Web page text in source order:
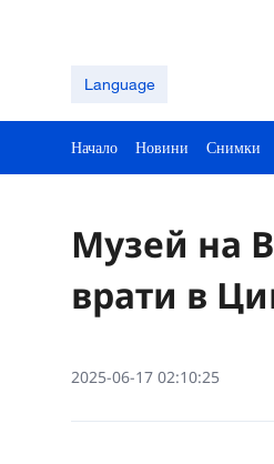
Language
Начало Новини Снимки
Музей на
врати в
2025-06-17 02:10:25